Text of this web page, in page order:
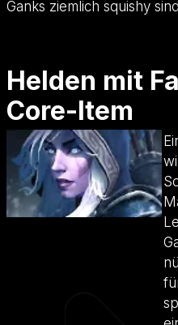
Ganks ziemlich squishy
Helden mit
Core-Item